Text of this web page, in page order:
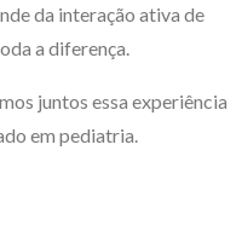
da interação ativa de
a diferença.
juntos essa experiência
em pediatria.